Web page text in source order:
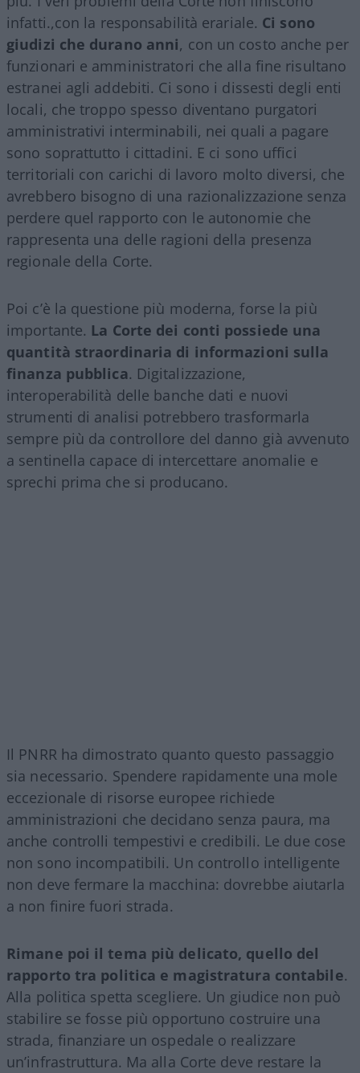
infatti.,con la responsabilità erariale. Ci sono
giudizi che durano anni, con un costo anche per
funzionari e amministratori che alla fine risultano
estranei agli addebiti. Ci sono i dissesti degli enti
locali, che troppo spesso diventano purgatori
amministrativi interminabili, nei quali a pagare
sono soprattutto i cittadini. E ci sono uffici
territoriali con carichi di lavoro molto diversi, che
avrebbero bisogno di una razionalizzazione senza
perdere quel rapporto con le autonomie che
rappresenta una delle ragioni della presenza
regionale della Corte.
Poi c’è la questione più moderna, forse la più
importante. La Corte dei conti possiede una
quantità straordinaria di informazioni sulla
finanza pubblica. Digitalizzazione,
interoperabilità delle banche dati e nuovi
strumenti di analisi potrebbero trasformarla
sempre più da controllore del danno già avvenuto
a sentinella capace di intercettare anomalie e
sprechi prima che si producano.
Il PNRR ha dimostrato quanto questo passaggio
sia necessario. Spendere rapidamente una mole
eccezionale di risorse europee richiede
amministrazioni che decidano senza paura, ma
anche controlli tempestivi e credibili. Le due cose
non sono incompatibili. Un controllo intelligente
non deve fermare la macchina: dovrebbe aiutarla
a non finire fuori strada.
Rimane poi il tema più delicato, quello del
rapporto tra politica e magistratura contabile.
Alla politica spetta scegliere. Un giudice non può
stabilire se fosse più opportuno costruire una
strada, finanziare un ospedale o realizzare
un’infrastruttura. Ma alla Corte deve restare la